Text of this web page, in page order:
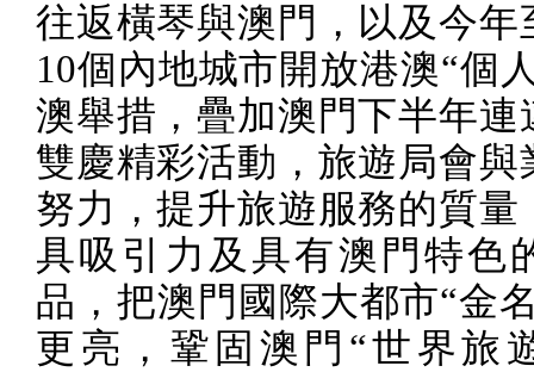
往返橫琴與澳門，以及今年
10個內地城市開放港澳“個
澳舉措，疊加澳門下半年連
雙慶精彩活動，旅遊局會與
努力，提升旅遊服務的質量
具吸引力及具有澳門特色
品，把澳門國際大都市“金
更亮，鞏固澳門“世界旅